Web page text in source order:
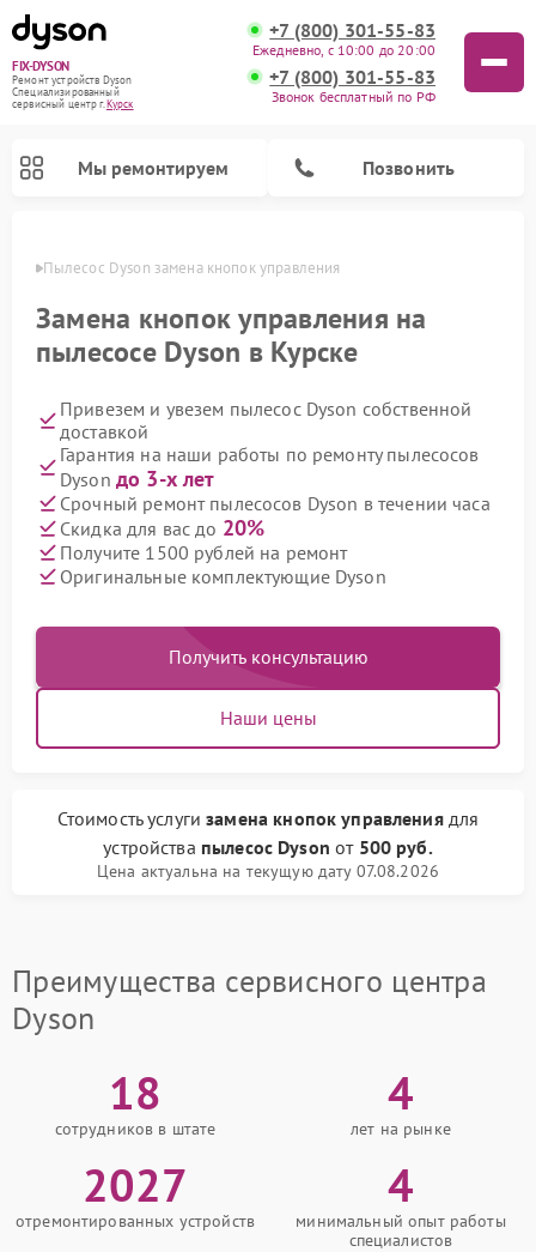
FIX-DYSON
Ремонт устройств Dyson
Специализированный
cервисный центр г.Курск
+7 (800) 301-55-83
Ежедневно, с 10:00 до 20:00
+7 (800) 301-55-83
Звонок бесплатный по РФ
Мы ремонтируем Позвонить
Пылесос Dyson замена кнопок управления
Замена кнопок управления на
пылесосе Dyson в Курске
Привезем и увезем пылесос Dyson собственной
доставкой
Гарантия на наши работы по ремонту пылесосов
Dyson до 3-х лет
Срочный ремонт пылесосов Dyson в течении часа
Скидка для вас до 20%
Получите 1500 рублей на ремонт
Оригинальные комплектующие Dyson
Получить консультацию
Наши цены
Стоимость услугизамена кнопок управлениядля
устройства пылесос Dyson от 500 руб.
Цена актуальна на текущую дату 07.08.2026
Преимущества сервисного центра
Dyson
18
сотрудников в штате
4
лет на рынке
2027
отремонтированных устройств
4
минимальный опыт работы
специалистов